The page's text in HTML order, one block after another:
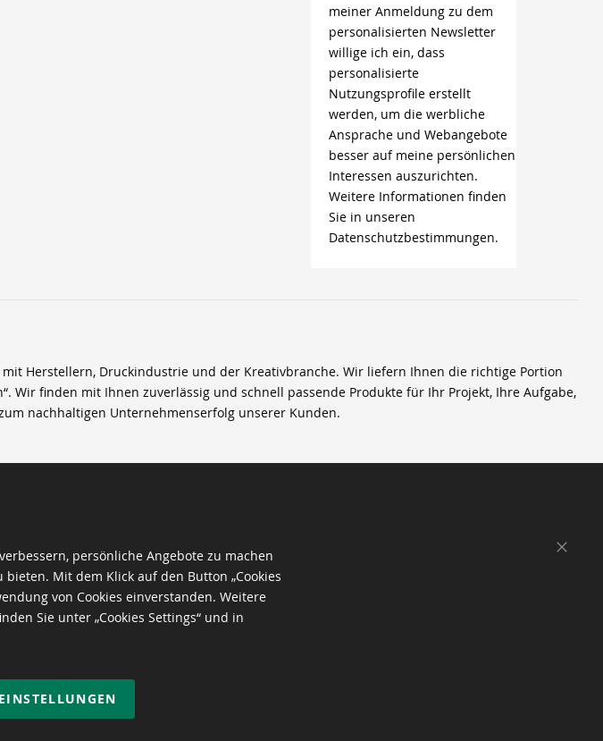
meiner Anmeldung zu dem
personalisierten Newsletter
willige ich ein, dass
personalisierte
Nutzungsprofile erstellt
werden, um die werbliche
Ansprache und Webangebote
besser auf meine persönlichen
Interessen auszurichten.
Weitere Informationen finden
Sie in unseren
Datenschutzbestimmungen.
Herstellern, Druckindustrie und der Kreativbranche. Wir liefern Ihnen die richtige Portion
Wir finden mit Ihnen zuverlässig und schnell passende Produkte für Ihr Projekt, Ihre Aufgabe,
nachhaltigen Unternehmenserfolg unserer Kunden.
persönliche Angebote zu machen
Mit dem Klick auf den Button „Cookies
von Cookies einverstanden. Weitere
Sie unter „Cookies Settings“ und in